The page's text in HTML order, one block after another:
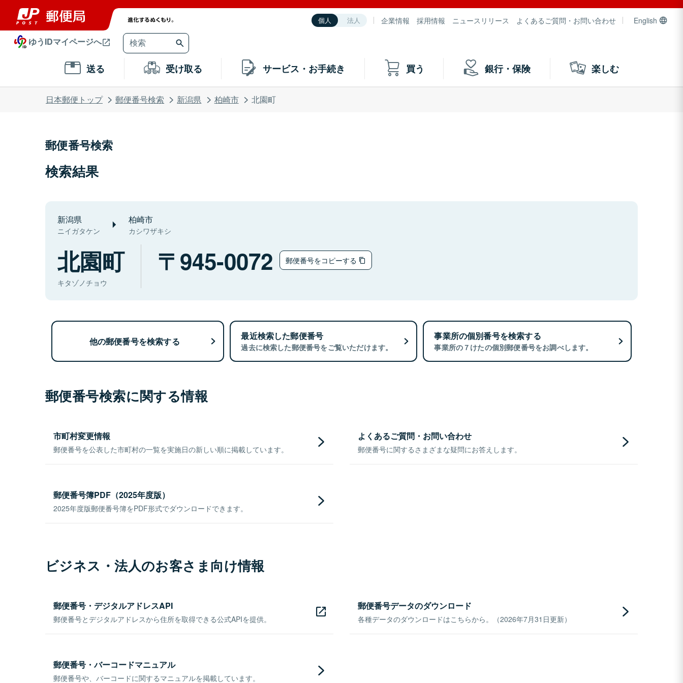
個人 法人 企業情報 採用情報 ニュースリリース よくあるご質問・お問い合わせ English
ゆうIDマイページへ
送る 受け取る サービス・お手続き 買う 銀行・保険 楽しむ
日本郵便トップ 郵便番号検索 新潟県 柏崎市 北園町
郵便番号検索
検索結果
新潟県
ニイガタケン
柏崎市
カシワザキシ
北園町
キタゾノチョウ
945-0072 郵便番号をコピーする
他の郵便番号を検索する 最近検索した郵便番号
過去に検索した郵便番号をご覧いただけます。
事業所の個別番号を検索する
事業所の７けたの個別郵便番号をお調べします。
郵便番号検索に関する情報
市町村変更情報
郵便番号を公表した市町村の一覧を実施日の新しい順に掲載しています。
よくあるご質問・お問い合わせ
郵便番号に関するさまざまな疑問にお答えします。
郵便番号簿PDF（2025年度版）
2025年度版郵便番号簿をPDF形式でダウンロードできます。
ビジネス・法人のお客さま向け情報
郵便番号・デジタルアドレスAPI
郵便番号とデジタルアドレスから住所を取得できる公式APIを提供。
郵便番号データのダウンロード
各種データのダウンロードはこちらから。（2026年7月31日更新）
郵便番号・バーコードマニュアル
郵便番号や、バーコードに関するマニュアルを掲載しています。